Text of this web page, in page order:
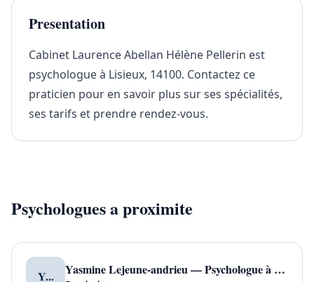
Presentation
Cabinet Laurence Abellan Hélène Pellerin est
psychologue à Lisieux, 14100. Contactez ce
praticien pour en savoir plus sur ses spécialités,
ses tarifs et prendre rendez-vous.
Psychologues a proximite
Y... Yasmine Lejeune-andrieu — Psychologue à Maulévrier Sainte Gertrude